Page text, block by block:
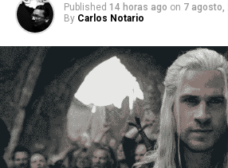
Un estilo arriesgado y
Published 14 horas ago on 7 agosto,
By Carlos Notario